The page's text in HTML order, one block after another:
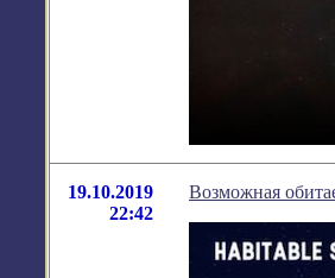
19.10.2019
22:42
Возможная